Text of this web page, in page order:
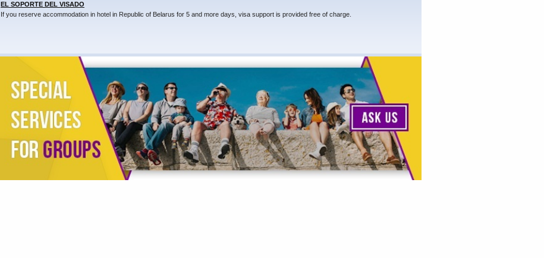
EL SOPORTE DEL VISADO
If you reserve accommodation in hotel in Republic of Belarus for 5 and more days, visa support is provided free of charge.